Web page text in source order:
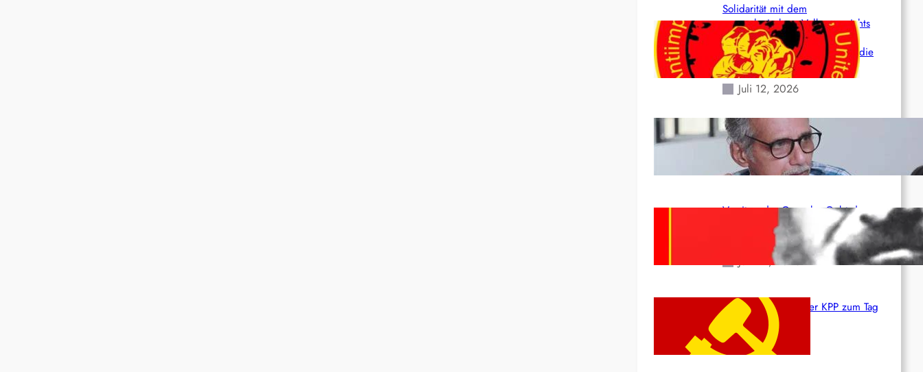
Solidarität mit dem
venezolanischem Volk angesichts
der verlorenen Leben und der
katastrophalen Situation durch die
Erdbeben des 24. Juni!
Juli 12, 2026
Indien: „Die Politik der
Kapitulation“ von K. Murali (Ajith)
Juli 1, 2026
Vorsitzender Gonzalo: Gebt das
Leben für die Partei und die
Juni 19, 2026
Beschluss des ZK der KPP zum Tag
des Heldentums
Juni 19, 2026